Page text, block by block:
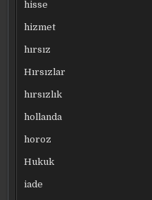
hisse
hizmet
hırsız
Hırsızlar
hırsızlık
hollanda
horoz
Hukuk
iade